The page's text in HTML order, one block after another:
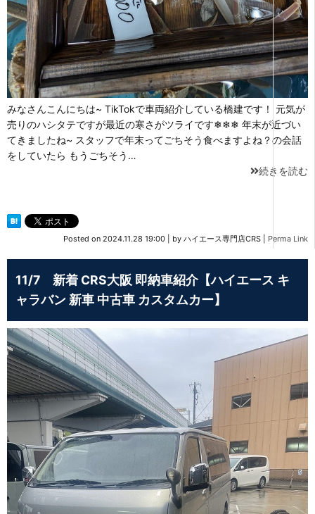
みなさんこんにちは~ TikTokで車両紹介している橋建です！ 元気が
売りのハシタテですが最近の寒さがツライです❄❄❄ 年末が近づい
てきましたね~ スタッフで年末ってごちそう食べますよね？の会話
をしていたら もうごちそう…
続きを読む
Posted on 2024.11.28 19:00 by ハイエース専門店CRS Perma Link
11/7 新着 CRS大阪 即納車紹介【ハイエース キ
ャラバン 新車 中古車 カスタムカー】